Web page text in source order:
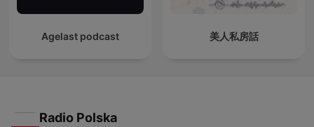
Agelast podcast 美人私房話
Radio Polska